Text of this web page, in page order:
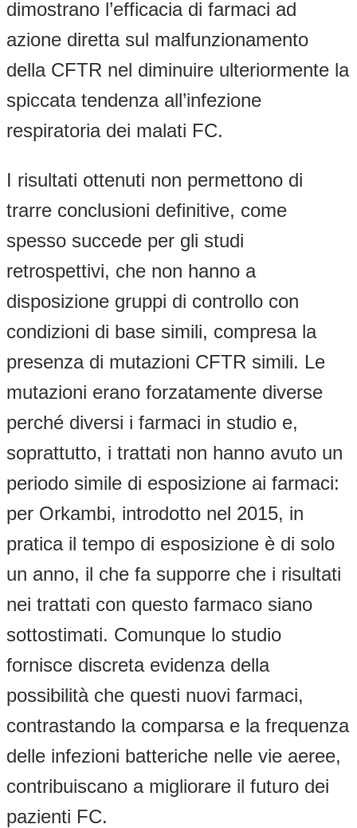
dimostrano l’efficacia di farmaci ad
azione diretta sul malfunzionamento
della CFTR nel diminuire ulteriormente la
spiccata tendenza all’infezione
respiratoria dei malati FC.
I risultati ottenuti non permettono di
trarre conclusioni definitive, come
spesso succede per gli studi
retrospettivi, che non hanno a
disposizione gruppi di controllo con
condizioni di base simili, compresa la
presenza di mutazioni CFTR simili. Le
mutazioni erano forzatamente diverse
perché diversi i farmaci in studio e,
soprattutto, i trattati non hanno avuto un
periodo simile di esposizione ai farmaci:
per Orkambi, introdotto nel 2015, in
pratica il tempo di esposizione è di solo
un anno, il che fa supporre che i risultati
nei trattati con questo farmaco siano
sottostimati. Comunque lo studio
fornisce discreta evidenza della
possibilità che questi nuovi farmaci,
contrastando la comparsa e la frequenza
delle infezioni batteriche nelle vie aeree,
contribuiscano a migliorare il futuro dei
pazienti FC.